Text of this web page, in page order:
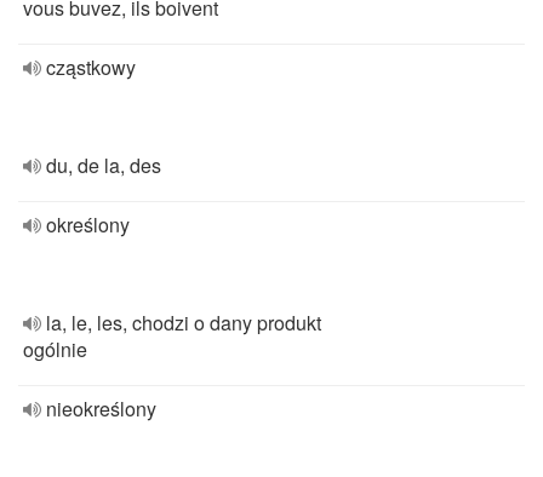
vous buvez, ils boivent
cząstkowy
du, de la, des
określony
la, le, les, chodzi o dany produkt
ogólnie
nieokreślony